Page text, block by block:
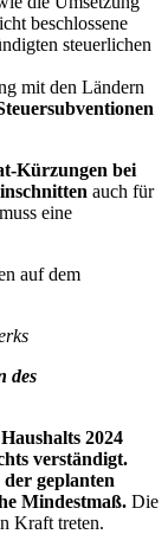
beschlossene
steuerlichen
mit den Ländern
Kürzungen bei
auch für
eine
auf dem
des
2024
verständigt.
geplanten
Mindestmaß. Die
Kraft treten.